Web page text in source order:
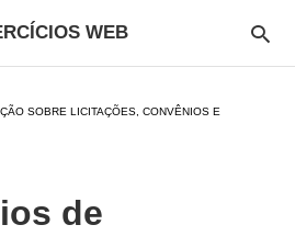
WEB
SOBRE LICITAÇÕES, CONVÊNIOS E
de